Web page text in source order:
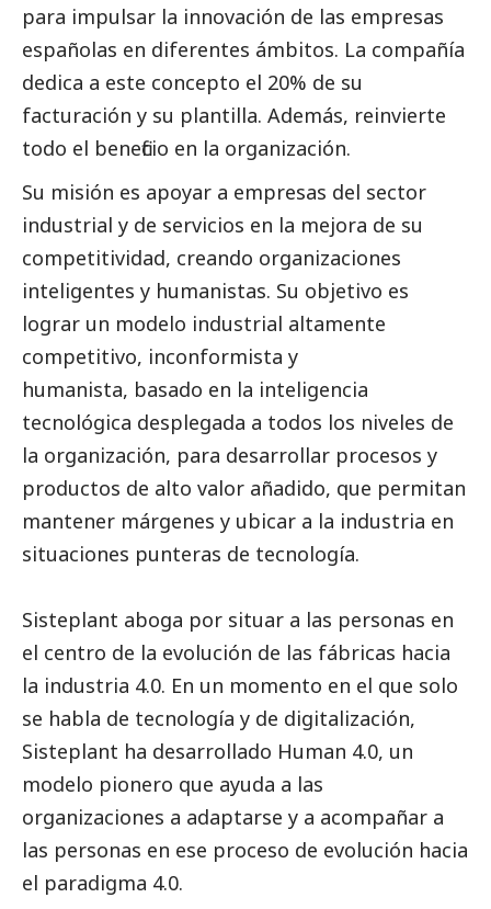
para impulsar la innovación de las empresas
españolas en diferentes ámbitos. La compañía
dedica a este concepto el 20% de su
facturación y su plantilla. Además, reinvierte
todo el beneficio en la organización.
Su misión es apoyar a empresas del sector
industrial y de servicios en la mejora de su
competitividad, creando organizaciones
inteligentes y humanistas. Su objetivo es
lograr un modelo industrial altamente
competitivo, inconformista y
humanista, basado en la inteligencia
tecnológica desplegada a todos los niveles de
la organización, para desarrollar procesos y
productos de alto valor añadido, que permitan
mantener márgenes y ubicar a la industria en
situaciones punteras de tecnología.
Sisteplant aboga por situar a las personas en
el centro de la evolución de las fábricas hacia
la industria 4.0. En un momento en el que solo
se habla de tecnología y de digitalización,
Sisteplant ha desarrollado Human 4.0, un
modelo pionero que ayuda a las
organizaciones a adaptarse y a acompañar a
las personas en ese proceso de evolución hacia
el paradigma 4.0.